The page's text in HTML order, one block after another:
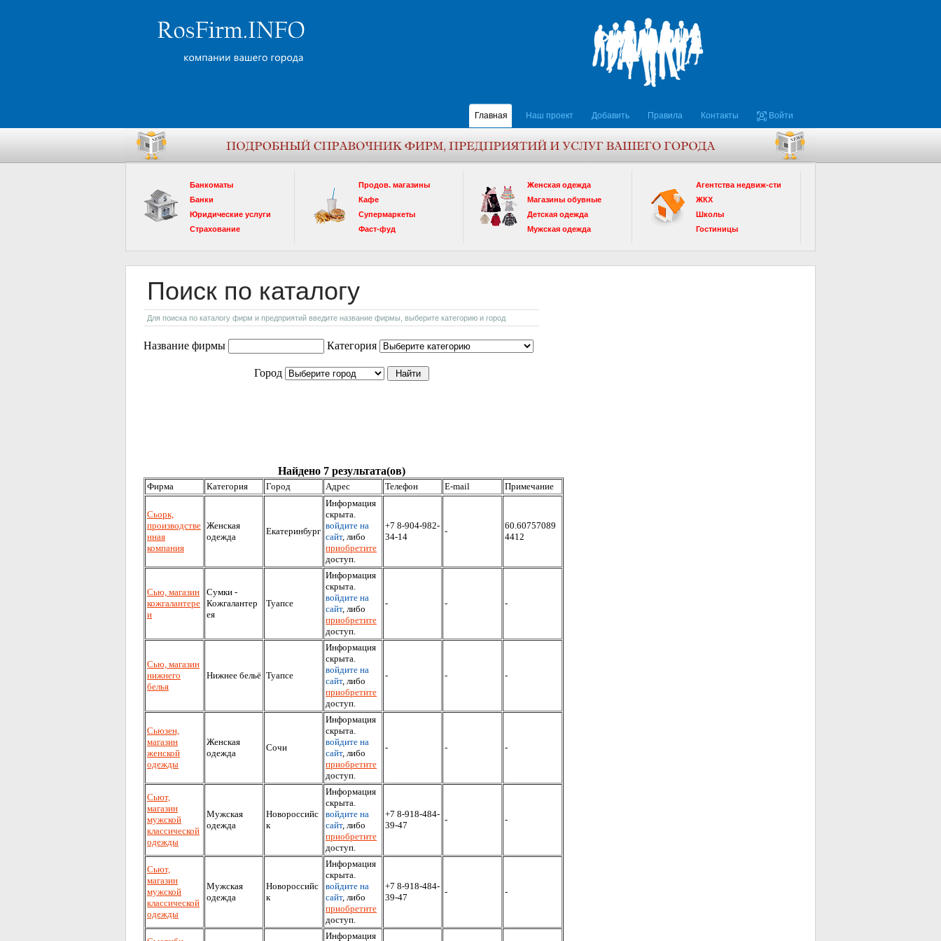
Главная Наш проект Добавить Правила Контакты Войти
Банкоматы
Банки
Юридические услуги
Страхование
Продов. магазины
Кафе
Супермаркеты
Фаст-фуд
Женская одежда
Магазины обувные
Детская одежда
Мужская одежда
Агентства недвиж-сти
ЖКХ
Школы
Гостиницы
Поиск по каталогу
Для поиска по каталогу фирм и предприятий введите название фирмы, выберите категорию и город
Название фирмы Категория
Город
Найдено 7 результата(ов)
Фирма Категория Город Адрес Телефон E-mail Примечание
Сьорк,
производстве
нная
компания
Женская
одежда
Екатеринбург
Информация
скрыта.
войдите на
сайт, либо
приобретите
доступ.
+7 8-904-982-
34-14
-
60.60757089
4412
Сью, магазин
кожгалантере
и
Сумки -
Кожгалантер
ея
Туапсе
Информация
скрыта.
войдите на
сайт, либо
приобретите
доступ.
- - -
Сью, магазин
нижнего
белья
Нижнее бельё Туапсе
Информация
скрыта.
войдите на
сайт, либо
приобретите
доступ.
- - -
Сьюзен,
магазин
женской
одежды
Женская
одежда
Сочи
Информация
скрыта.
войдите на
сайт, либо
приобретите
доступ.
- - -
Сьют,
магазин
мужской
классической
одежды
Мужская
одежда
Новороссийс
к
Информация
скрыта.
войдите на
сайт, либо
приобретите
доступ.
+7 8-918-484-
39-47
- -
Сьют,
магазин
мужской
классической
одежды
Мужская
одежда
Новороссийс
к
Информация
скрыта.
войдите на
сайт, либо
приобретите
доступ.
+7 8-918-484-
39-47
- -
Информация